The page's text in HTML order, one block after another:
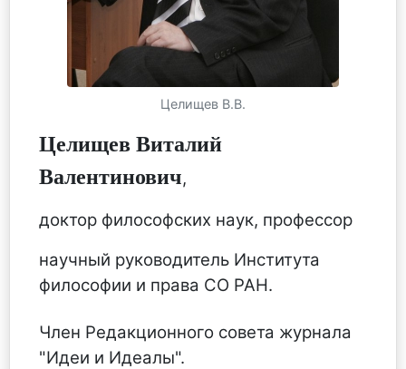
Целищев В.В.
Целищев Виталий
Валентинович,
доктор философских наук, профессор
научный руководитель Института
философии и права СО РАН.
Член Редакционного совета журнала
"Идеи и Идеалы".